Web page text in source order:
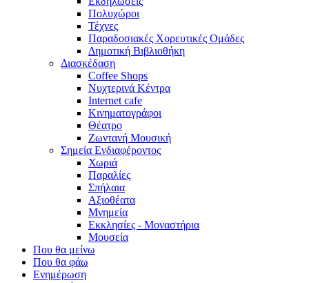
Πολυχώροι
Τέχνες
Παραδοσιακές Χορευτικές Ομάδες
Δημοτική Βιβλιοθήκη
Διασκέδαση
Coffee Shops
Νυχτερινά Κέντρα
Internet cafe
Κινηματογράφοι
Θέατρο
Ζωντανή Μουσική
Σημεία Ενδιαφέροντος
Χωριά
Παραλίες
Σπήλαια
Αξιοθέατα
Μνημεία
Εκκλησίες - Μοναστήρια
Μουσεία
Που θα μείνω
Που θα φάω
Ενημέρωση